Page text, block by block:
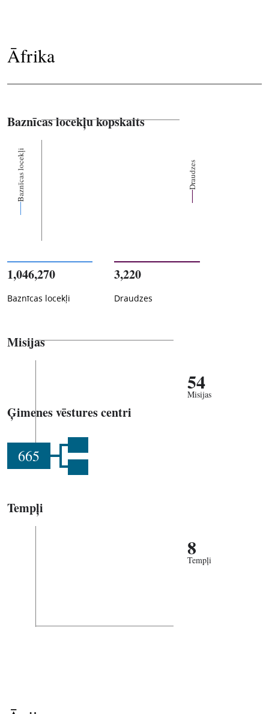
Āfrika
Baznīcas locekļu kopskaits
Baznīcas locekļi Draudzes
1,046,270
Baznīcas locekļi
3,220
Draudzes
Misijas
54
Misijas
Ģimenes vēstures centri
665
Tempļi
8
Tempļi